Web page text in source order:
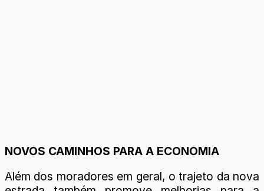
NOVOS CAMINHOS PARA A ECONOMIA
Além dos moradores em geral, o trajeto da nova